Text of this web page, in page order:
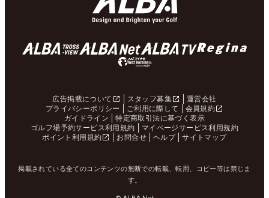
広告掲載について スタッフ募集
運営会社
プライバシーポリシー
ご利用に際して
会員規約
ガイドライン
特定商取引法に基づく表示
ゴルフ場予約サービス利用規約
マイページサービス利用規約
ポイント利用規約
お問合せ ヘルプ サイトマップ
掲載されている全てのコンテンツの無断での転載、転用、コピー等は禁じま
す。